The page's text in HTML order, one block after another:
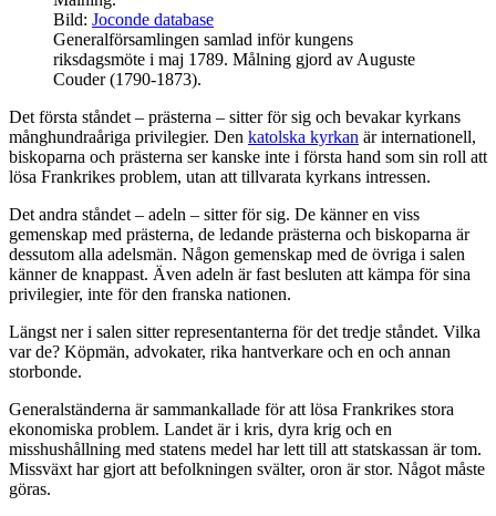
Bild: Joconde database
Generalförsamlingen samlad inför kungens
riksdagsmöte i maj 1789. Målning gjord av Auguste
Couder (1790-1873).
Det första ståndet – prästerna – sitter för sig och bevakar kyrkans
månghundraåriga privilegier. Den katolska kyrkan är internationell,
biskoparna och prästerna ser kanske inte i första hand som sin roll att
lösa Frankrikes problem, utan att tillvarata kyrkans intressen.
Det andra ståndet – adeln – sitter för sig. De känner en viss
gemenskap med prästerna, de ledande prästerna och biskoparna är
dessutom alla adelsmän. Någon gemenskap med de övriga i salen
känner de knappast. Även adeln är fast besluten att kämpa för sina
privilegier, inte för den franska nationen.
Längst ner i salen sitter representanterna för det tredje ståndet. Vilka
var de? Köpmän, advokater, rika hantverkare och en och annan
storbonde.
Generalständerna är sammankallade för att lösa Frankrikes stora
ekonomiska problem. Landet är i kris, dyra krig och en
misshushållning med statens medel har lett till att statskassan är tom.
Missväxt har gjort att befolkningen svälter, oron är stor. Något måste
göras.